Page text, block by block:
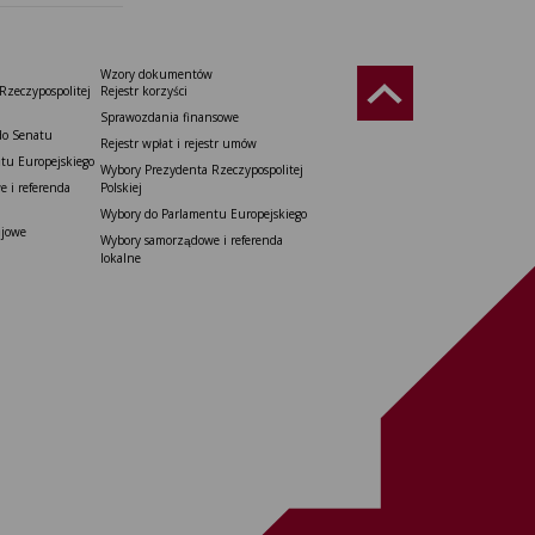
Senatu
Europejskiego
i referenda
Wzory dokumentów
Rejestr korzyści
Sprawozdania finansowe
Rejestr wpłat i rejestr umów
Wybory Prezydenta Rzeczypospolitej
Polskiej
Wybory do Parlamentu Europejskiego
Wybory samorządowe i referenda
lokalne